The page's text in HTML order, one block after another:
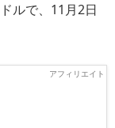
ルで、11月2日